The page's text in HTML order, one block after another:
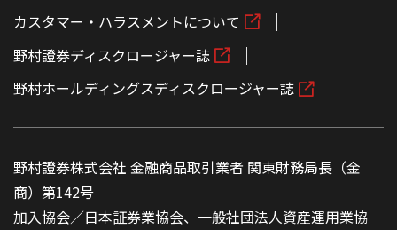
カスタマー・ハラスメントについて
野村證券ディスクロージャー誌
野村ホールディングスディスクロージャー誌
野村證券株式会社 金融商品取引業者 関東財務局長（金
商）第142号
加入協会／日本証券業協会、一般社団法人資産運用業協